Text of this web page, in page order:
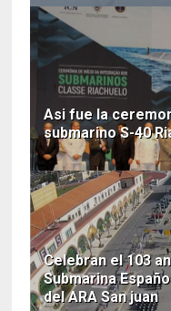
Asi fue la
submarino S-40
Celebran el 103
Submarina
del ARA San juan